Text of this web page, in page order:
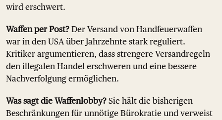
wird erschwert.
Waffen per Post? Der Versand von Handfeuerwaffen
war in den USA über Jahrzehnte stark reguliert.
Kritiker argumentieren, dass strengere Versandregeln
den illegalen Handel erschweren und eine bessere
Nachverfolgung ermöglichen.
Was sagt die Waffenlobby? Sie hält die bisherigen
Beschränkungen für unnötige Bürokratie und verweist